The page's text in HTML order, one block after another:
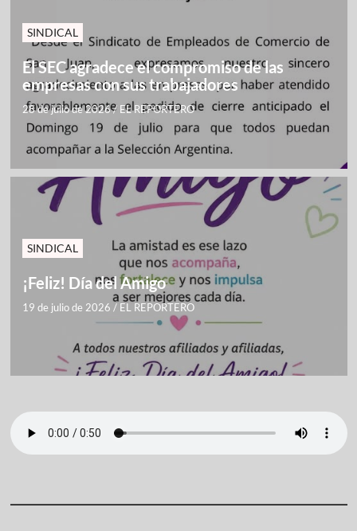
SINDICAL
El SEC agradece el compromiso de las
empresas con sus trabajadores
28 de julio de 2026/ EL REPORTERO
SINDICAL
¡Feliz! Día del Amigo
19 de julio de 2026 / EL REPORTERO